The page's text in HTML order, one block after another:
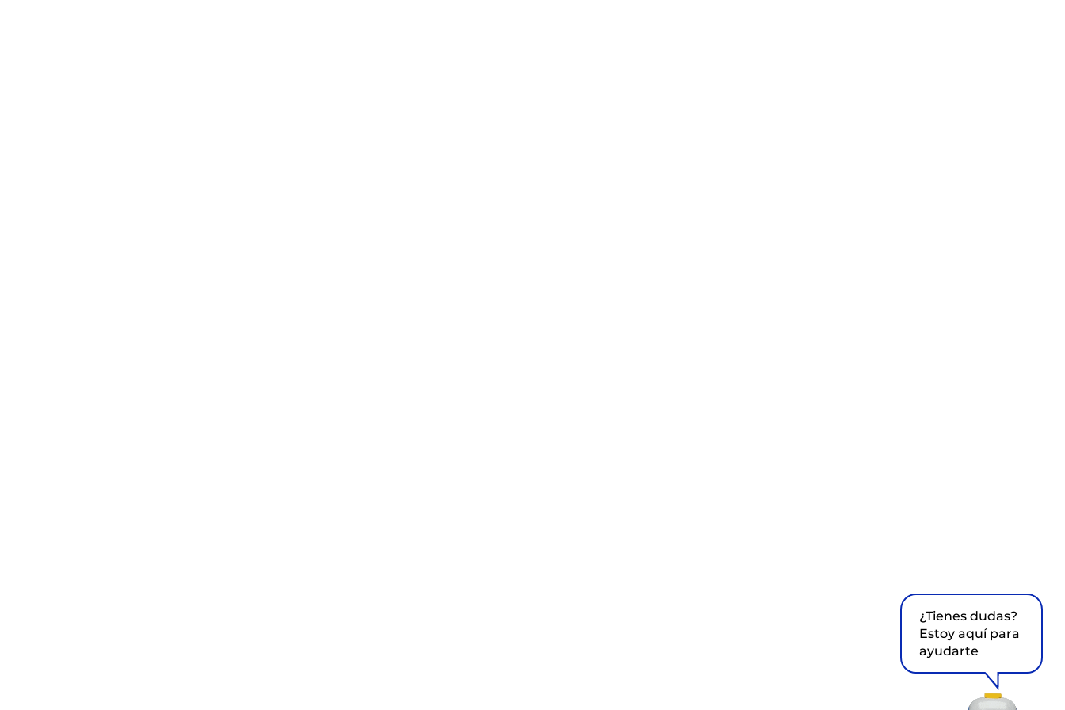
¿Tienes dudas?
Estoy aquí para
ayudarte